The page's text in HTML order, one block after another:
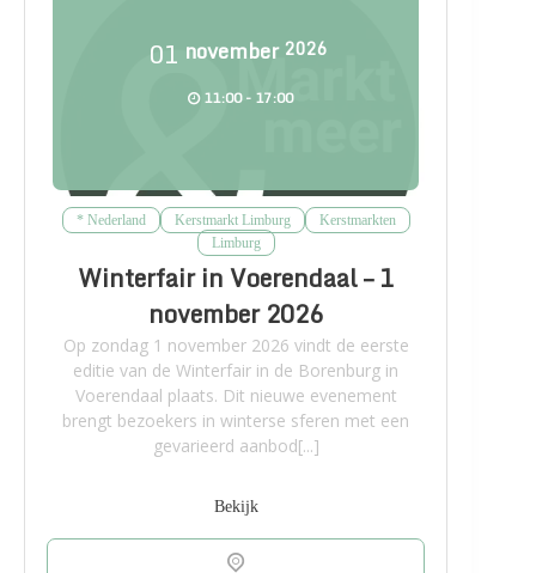
01 november 2026
11:00 - 17:00
* Nederland Kerstmarkt Limburg
Kerstmarkten
Limburg
Winterfair in Voerendaal – 1
november 2026
Op zondag 1 november 2026 vindt de eerste
editie van de Winterfair in de Borenburg in
Voerendaal plaats. Dit nieuwe evenement
brengt bezoekers in winterse sferen met een
gevarieerd aanbod[...]
Bekijk